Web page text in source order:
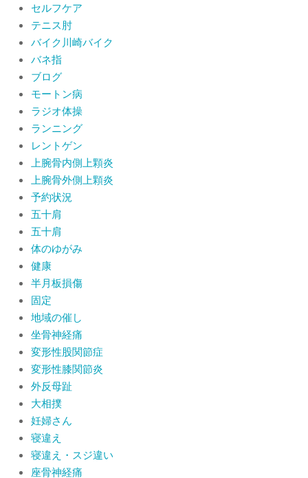
セルフケア
テニス肘
バイク川崎バイク
バネ指
ブログ
モートン病
ラジオ体操
ランニング
レントゲン
上腕骨内側上顆炎
上腕骨外側上顆炎
予約状況
五十肩
五十肩
体のゆがみ
健康
半月板損傷
固定
地域の催し
坐骨神経痛
変形性股関節症
変形性膝関節炎
外反母趾
大相撲
妊婦さん
寝違え
寝違え・スジ違い
座骨神経痛